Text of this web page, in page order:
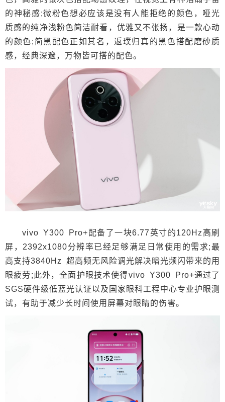
的神秘感;微粉色想必应该是没有人能拒绝的颜色，哑光
质感的纯净浅粉色简洁耐看，优雅又不张扬，是一款心动
的颜色;简黑配色正如其名，返璞归真的黑色搭配磨砂质
感，经典深邃，万物皆可搭的配色。
vivo Y300 Pro+配备了一块6.77英寸的120Hz高刷
屏，2392x1080分辨率已经足够满足日常使用的需求;最
高支持3840Hz 超高频无风险调光解决暗光频闪带来的用
眼疲劳;此外，全面护眼技术使得vivo Y300 Pro+通过了
SGS硬件级低蓝光认证以及国家眼科工程中心专业护眼测
试，有助于减少长时间使用屏幕对眼睛的伤害。